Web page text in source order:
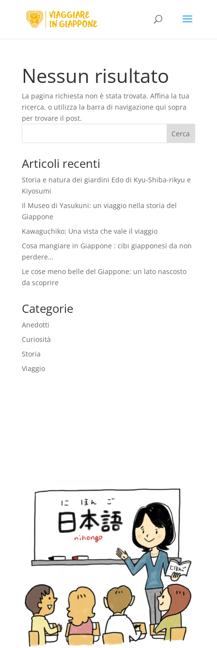
Nessun risultato
La pagina richiesta non è stata trovata. Affina la tua
ricerca, o utilizza la barra di navigazione qui sopra
per trovare il post.
Articoli recenti
Storia e natura dei giardini Edo di Kyu-Shiba-rikyu e
Kiyosumi
Il Museo di Yasukuni: un viaggio nella storia del
Giappone
Kawaguchiko: Una vista che vale il viaggio
Cosa mangiare in Giappone : cibi giapponesi da non
perdere…
Le cose meno belle del Giappone: un lato nascosto
da scoprire
Categorie
Anedotti
Curiosità
Storia
Viaggio